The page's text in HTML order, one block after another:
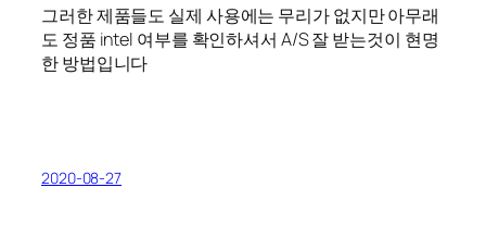
그러한 제품들도 실제 사용에는 무리가 없지만 아무래
도 정품 intel 여부를 확인하셔서 A/S 잘 받는것이 현명
한 방법입니다
2020-08-27